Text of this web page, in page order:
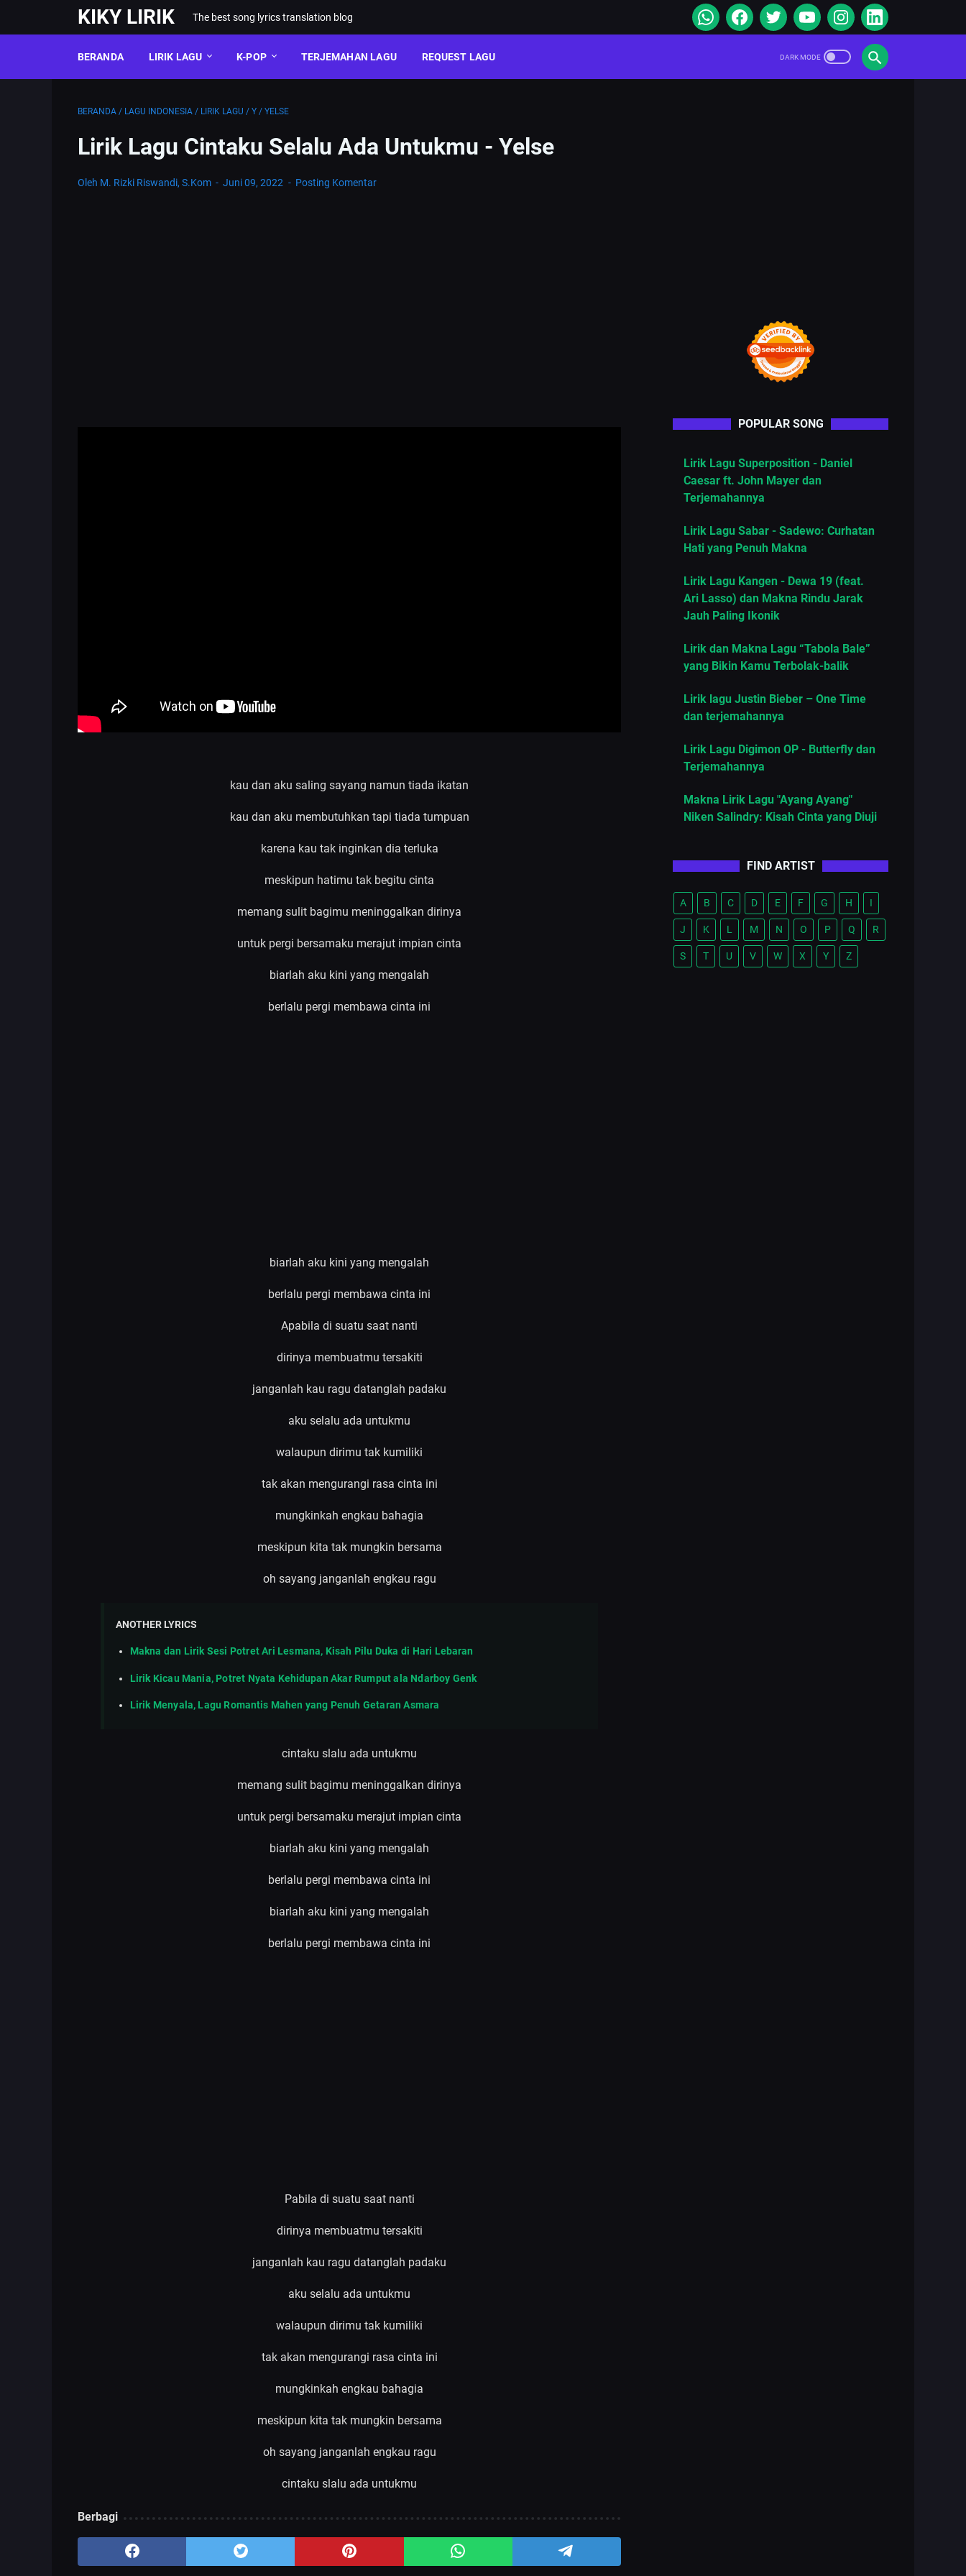
KIKY LIRIK The best song lyrics translation blog
BERANDA LIRIK LAGU K-POP TERJEMAHAN LAGU REQUEST LAGU
BERANDA / LAGU INDONESIA / LIRIK LAGU / Y / YELSE
Lirik Lagu Cintaku Selalu Ada Untukmu - Yelse
Oleh M. Rizki Riswandi, S.Kom Juni 09, 2022 Posting Komentar
kau dan aku saling sayang namun tiada ikatan
kau dan aku membutuhkan tapi tiada tumpuan
karena kau tak inginkan dia terluka
meskipun hatimu tak begitu cinta
memang sulit bagimu meninggalkan dirinya
untuk pergi bersamaku merajut impian cinta
biarlah aku kini yang mengalah
berlalu pergi membawa cinta ini
biarlah aku kini yang mengalah
berlalu pergi membawa cinta ini
Apabila di suatu saat nanti
dirinya membuatmu tersakiti
janganlah kau ragu datanglah padaku
aku selalu ada untukmu
walaupun dirimu tak kumiliki
tak akan mengurangi rasa cinta ini
mungkinkah engkau bahagia
meskipun kita tak mungkin bersama
oh sayang janganlah engkau ragu
ANOTHER LYRICS
Makna dan Lirik Sesi Potret Ari Lesmana, Kisah Pilu Duka di Hari Lebaran
Lirik Kicau Mania, Potret Nyata Kehidupan Akar Rumput ala Ndarboy Genk
Lirik Menyala, Lagu Romantis Mahen yang Penuh Getaran Asmara
cintaku slalu ada untukmu
memang sulit bagimu meninggalkan dirinya
untuk pergi bersamaku merajut impian cinta
biarlah aku kini yang mengalah
berlalu pergi membawa cinta ini
biarlah aku kini yang mengalah
berlalu pergi membawa cinta ini
Pabila di suatu saat nanti
dirinya membuatmu tersakiti
janganlah kau ragu datanglah padaku
aku selalu ada untukmu
walaupun dirimu tak kumiliki
tak akan mengurangi rasa cinta ini
mungkinkah engkau bahagia
meskipun kita tak mungkin bersama
oh sayang janganlah engkau ragu
cintaku slalu ada untukmu
Berbagi
POPULAR SONG
Lirik Lagu Superposition - Daniel
Caesar ft. John Mayer dan
Terjemahannya
Lirik Lagu Sabar - Sadewo: Curhatan
Hati yang Penuh Makna
Lirik Lagu Kangen - Dewa 19 (feat.
Ari Lasso) dan Makna Rindu Jarak
Jauh Paling Ikonik
Lirik dan Makna Lagu “Tabola Bale”
yang Bikin Kamu Terbolak-balik
Lirik lagu Justin Bieber – One Time
dan terjemahannya
Lirik Lagu Digimon OP - Butterfly dan
Terjemahannya
Makna Lirik Lagu "Ayang Ayang"
Niken Salindry: Kisah Cinta yang Diuji
FIND ARTIST
A B C D E F G H I
J K L M N O P Q R
S T U V W X Y Z